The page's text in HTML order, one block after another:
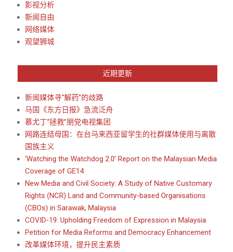
影视分析
新闻自由
网络媒体
观望狮城
近期更新
新闻媒体寻“解药”的歧路
马国《东方日报》急流泛舟
慕尤丁“拯救”朋党电视集团
网路连结母国：在台马来西亚留学生的社群媒体使用与离散
国族主义
‘Watching the Watchdog 2.0’ Report on the Malaysian Media
Coverage of GE14
New Media and Civil Society: A Study of Native Customary
Rights (NCR) Land and Community-based Organisations
(CBOs) in Sarawak, Malaysia
COVID-19: Upholding Freedom of Expression in Malaysia
Petition for Media Reforms and Democracy Enhancement
改革媒体环境，提升民主素质